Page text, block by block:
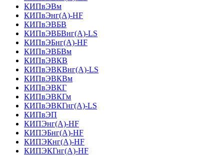
КИПвЭВм
КИПвЭнг(А)-HF
КИПвЭВБВ
КИПвЭВБВнг(А)-LS
КИПвЭБнг(А)-HF
КИПвЭВБВм
КИПвЭВКВ
КИПвЭВКВнг(А)-LS
КИПвЭВКВм
КИПвЭВКГ
КИПвЭВКГм
КИПвЭВКГнг(А)-LS
КИПвЭП
КИПЭнг(А)-HF
КИПЭБнг(А)-HF
КИПЭКнг(А)-HF
КИПЭКГнг(А)-HF